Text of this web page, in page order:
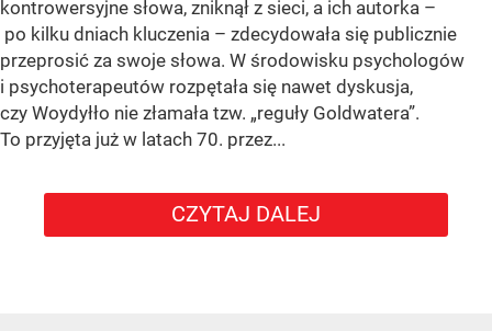
kontrowersyjne słowa, zniknął z sieci, a ich autorka –
po kilku dniach kluczenia – zdecydowała się publicznie
przeprosić za swoje słowa. W środowisku psychologów
i psychoterapeutów rozpętała się nawet dyskusja,
czy Woydyłło nie złamała tzw. „reguły Goldwatera”.
To przyjęta już w latach 70. przez...
CZYTAJ DALEJ